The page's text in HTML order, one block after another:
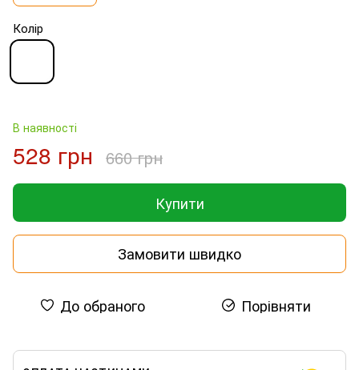
Колір
В наявності
528 грн 660 грн
Купити
Замовити швидко
До обраного Порівняти